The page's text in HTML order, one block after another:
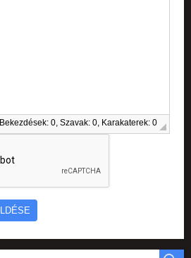
Bekezdések: 0, Szavak: 0, Karakaterek: 0